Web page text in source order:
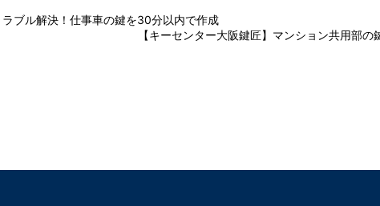
ブル解決！仕事車の鍵を30分以内で作成
【キーセンター大阪鍵匠】マンション共用部